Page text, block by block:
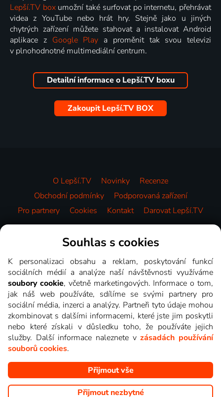
Lepší.TV boxumožní také surfovat po internetu, přehrávat
videa z YouTube nebo hrát hry. Stejně jako u jiných
chytrých zařízení můžete stahovat a instalovat Android
aplikace z Google Play a proměnit tak svou televizi
v plnohodnotné multimediální centrum.
Detailní informace o Lepší.TV boxu
Zakoupit Lepší.TV BOX
O Lepší.TV Novinky
Recenze
Obchodní podmínky
Podporovaná zařízení
Pro partnery
Cookies Kontakt Darovat Lepší.TV
Videotéka
Copyright © goNET s.r.o. Na tomto webu jsou zobrazovány
obrázky z pořadů TV stanic, které můžete sledovat v Lepší.TV.
Souhlas s cookies
K personalizaci obsahu a reklam, poskytování funkcí
sociálních médií a analýze naší návštěvnosti využíváme
soubory cookie, včetně marketingových. Informace o tom,
jak náš web používáte, sdílíme se svými partnery pro
sociální média, inzerci a analýzy. Partneři tyto údaje mohou
zkombinovat s dalšími informacemi, které jste jim poskytli
nebo které získali v důsledku toho, že používáte jejich
služby. Další informace naleznete vzásadách používání
souborů cookies.
Přijmout vše
Přijmout nezbytné